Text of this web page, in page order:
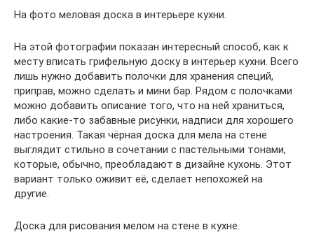
На фото меловая доска в интерьере кухни.
На этой фотографии показан интересный способ, как к
месту вписать грифельную доску в интерьер кухни. Всего
лишь нужно добавить полочки для хранения специй,
приправ, можно сделать и мини бар. Рядом с полочками
можно добавить описание того, что на ней храниться,
либо какие-то забавные рисунки, надписи для хорошего
настроения. Такая чёрная доска для мела на стене
выглядит стильно в сочетании с пастельными тонами,
которые, обычно, преобладают в дизайне кухонь. Этот
вариант только оживит её, сделает непохожей на
другие.
Доска для рисования мелом на стене в кухне.